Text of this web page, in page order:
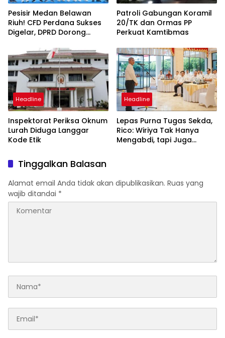
Pesisir Medan Belawan
Riuh! CFD Perdana Sukses
Digelar, DPRD Dorong
Warga
Patroli Gabungan Koramil
20/TK dan Ormas PP
Perkuat Kamtibmas
Headline
Inspektorat Periksa Oknum
Lurah Diduga Langgar
Kode Etik
Headline
Lepas Purna Tugas Sekda,
Rico: Wiriya Tak Hanya
Mengabdi, tapi Juga
Tinggalkan Balasan
Alamat email Anda tidak akan dipublikasikan. Ruas yang
wajib ditandai *